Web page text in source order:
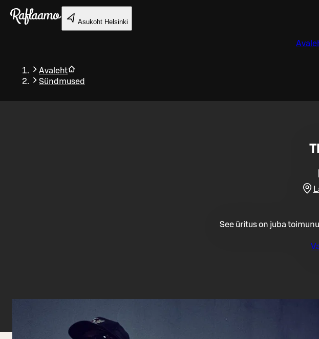
Liigu peamise sisu juurde
Asukoht Helsinki
Avaleht
Sündmused
Tagasi
See üritus on juba